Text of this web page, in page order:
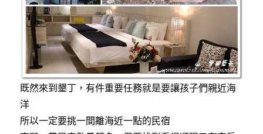
特
色
的
早
午
餐
及
甜
中
既然來到墾丁，有件重要任務就是要讓孩子們親近海
洋
所以一定要挑一間離海近一點的民宿